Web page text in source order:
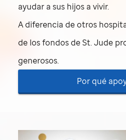
ayudar a sus hijos a vivir.
A diferencia de otros
de los fondos deSt. Jude
generosos.
Por qué